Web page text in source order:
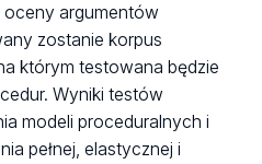
oceny argumentów
zostanie korpus
którym testowana będzie
Wyniki testów
modeli proceduralnych i
pełnej, elastycznej i